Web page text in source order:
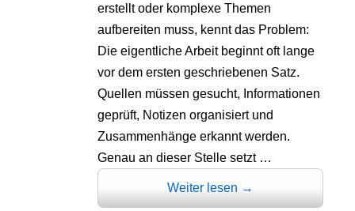
erstellt oder komplexe Themen
aufbereiten muss, kennt das Problem:
Die eigentliche Arbeit beginnt oft lange
vor dem ersten geschriebenen Satz.
Quellen müssen gesucht, Informationen
geprüft, Notizen organisiert und
Zusammenhänge erkannt werden.
Genau an dieser Stelle setzt …
Weiter lesen →